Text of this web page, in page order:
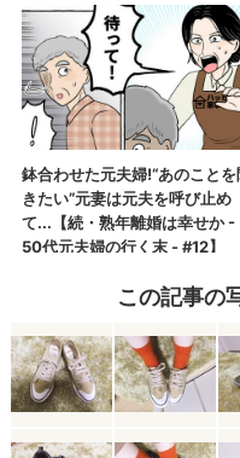
この記事の